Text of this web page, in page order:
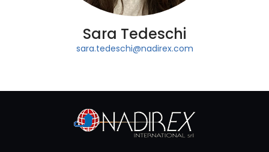
Sara Tedeschi
sara.tedeschi@nadirex.com